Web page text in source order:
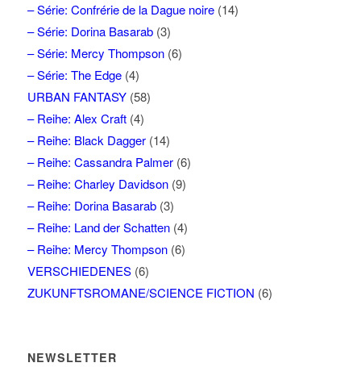
– Série: Confrérie de la Dague noire(14)
– Série: Dorina Basarab(3)
– Série: Mercy Thompson(6)
– Série: The Edge(4)
URBAN FANTASY(58)
– Reihe: Alex Craft(4)
– Reihe: Black Dagger(14)
– Reihe: Cassandra Palmer(6)
– Reihe: Charley Davidson(9)
– Reihe: Dorina Basarab(3)
– Reihe: Land der Schatten(4)
– Reihe: Mercy Thompson(6)
VERSCHIEDENES(6)
ZUKUNFTSROMANE/SCIENCE FICTION (6)
NEWSLETTER